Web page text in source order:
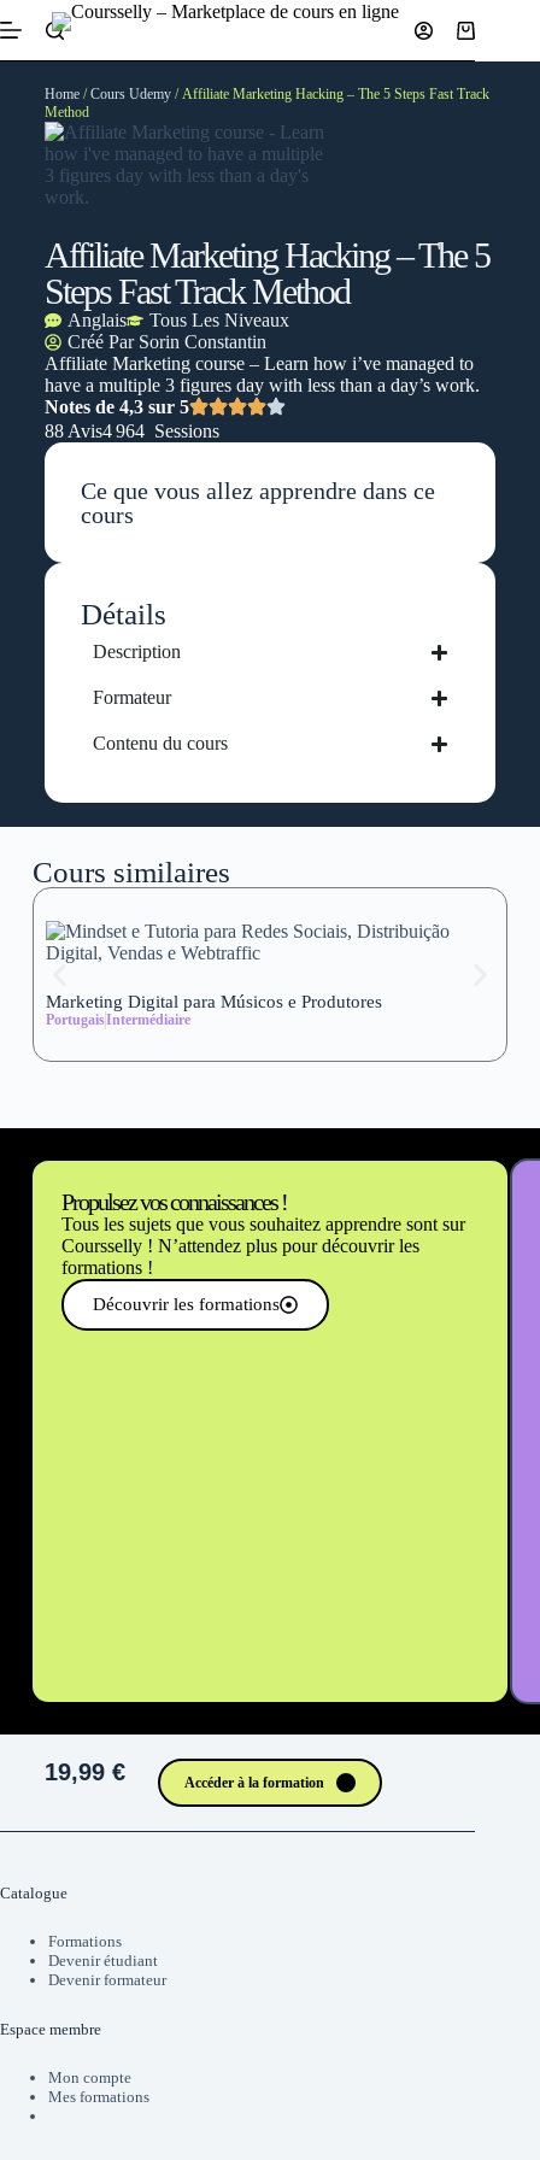
Home/Cours Udemy/ Affiliate Marketing Hacking – The 5 Steps Fast Track
Method
Affiliate Marketing Hacking – The 5
Steps Fast Track Method
Anglais
Tous Les Niveaux
Créé Par Sorin Constantin
Affiliate Marketing course – Learn how i’ve managed to
have a multiple 3 figures day with less than a day’s work.
Notes de 4,3 sur 5
88 Avis4 964 Sessions
Ce que vous allez apprendre dans ce
cours
Détails
Description
Formateur
Contenu du cours
Cours similaires
Marketing Digital para Músicos e Produtores
PortugaisIntermédiaire
Propulsez vos connaissances !
Tous les sujets que vous souhaitez apprendre sont sur
Coursselly ! N’attendez plus pour découvrir les
formations !
Découvrir les formations
19,99 € Accéder à la formation
Catalogue
Formations
Devenir étudiant
Devenir formateur
Espace membre
Mon compte
Mes formations